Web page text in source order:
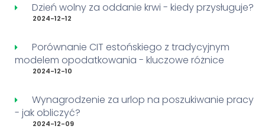
Dzień wolny za oddanie krwi - kiedy przysługuje?
2024-12-12
Porównanie CIT estońskiego z tradycyjnym
modelem opodatkowania - kluczowe różnice
2024-12-10
Wynagrodzenie za urlop na poszukiwanie pracy
- jak obliczyć?
2024-12-09